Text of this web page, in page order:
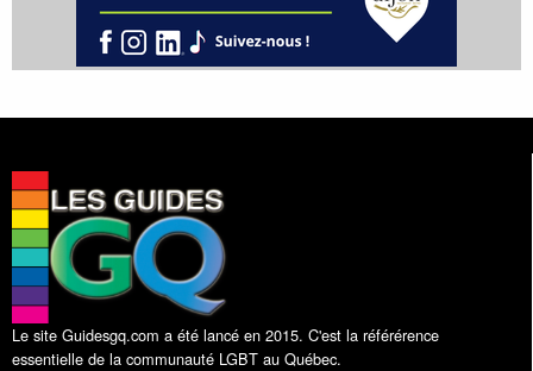
Le site Guidesgq.com a été lancé en 2015. C'est la référérence
essentielle de la communauté LGBT au Québec.